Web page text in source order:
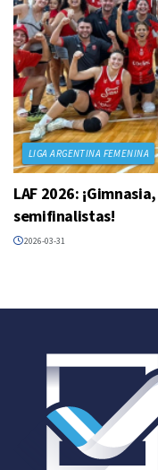
LIGA ARGENTINA FEMENINA
LAF 2026:
semifinalistas!
2026-03-31